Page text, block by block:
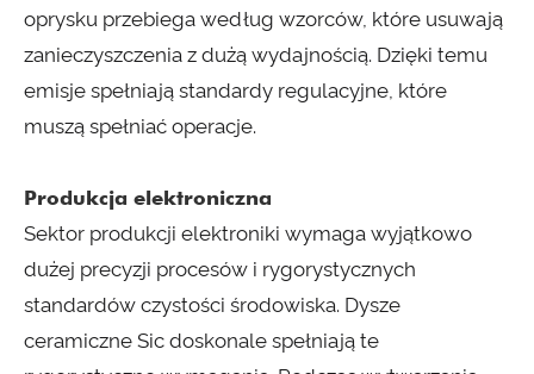
oprysku przebiega według wzorców, które usuwają
zanieczyszczenia z dużą wydajnością. Dzięki temu
emisje spełniają standardy regulacyjne, które
muszą spełniać operacje.
Produkcja elektroniczna
Sektor produkcji elektroniki wymaga wyjątkowo
dużej precyzji procesów i rygorystycznych
standardów czystości środowiska. Dysze
ceramiczne Sic doskonale spełniają te